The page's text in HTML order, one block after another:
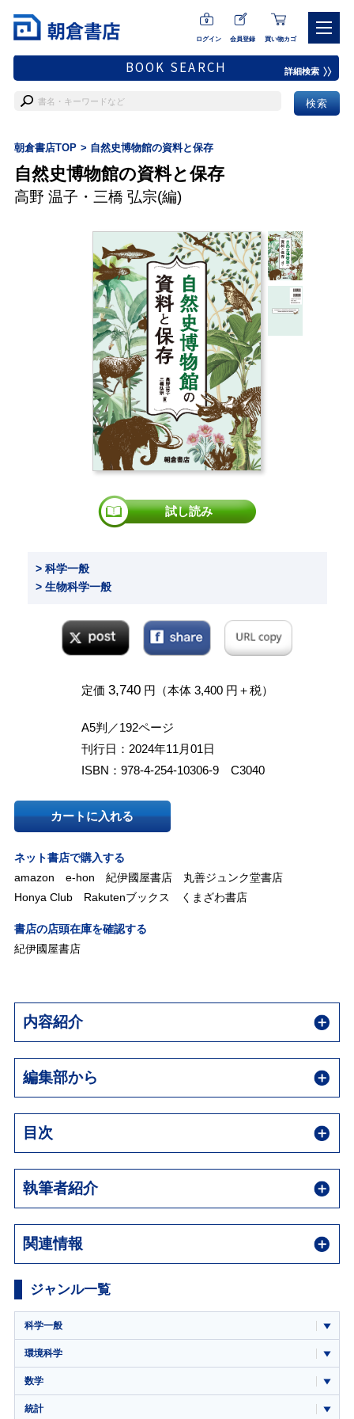
ログイン 会員登録 買い物カゴ
BOOK SEARCH 詳細検索
朝倉書店TOP 自然史博物館の資料と保存
自然史博物館の資料と保存
高野 温子 ・ 三橋 弘宗(編)
試し読み
> 科学一般
> 生物科学一般
定価 3,740円（本体 3,400 円＋税）
A5判／192ページ
刊行日：2024年11月01日
ISBN：978-4-254-10306-9 C3040
カートに入れる
ネット書店で購入する
amazon
e-hon 紀伊國屋書店
丸善ジュンク堂書店
Honya Club
Rakutenブックス くまざわ書店
書店の店頭在庫を確認する
紀伊國屋書店
内容紹介
編集部から
目次
執筆者紹介
関連情報
ジャンル一覧
科学一般
環境科学
数学
統計